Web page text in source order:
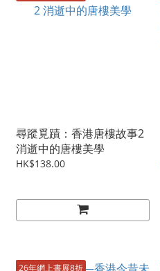
尋蹤覓蹟：香港唐樓故事2
消逝中的唐樓美學
HK$138.00
26年網上書展8折